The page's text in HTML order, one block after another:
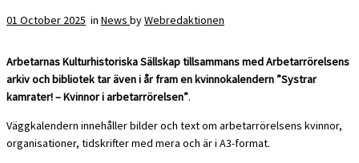
01 October 2025 in News byWebredaktionen
Arbetarnas Kulturhistoriska Sällskap tillsammans med Arbetarrörelsens
arkiv och bibliotek tar även i år fram en kvinnokalendern ”Systrar
kamrater! – Kvinnor i arbetarrörelsen”.
Väggkalendern innehåller bilder och text om arbetarrörelsens kvinnor,
organisationer, tidskrifter med mera och är i A3-format.